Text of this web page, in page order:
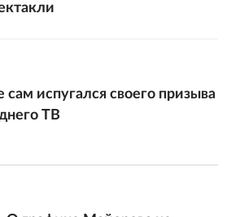
испугался своего призыва
ТВ